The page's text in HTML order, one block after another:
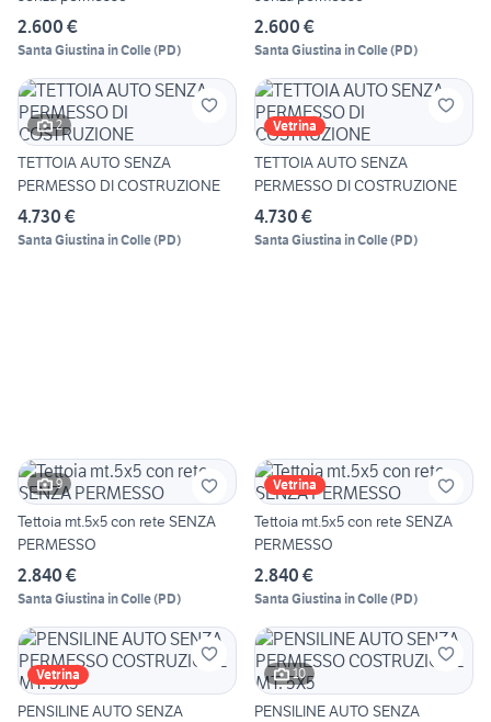
2.600 €
Santa Giustina in Colle(PD)
2.600 €
Santa Giustina in Colle(PD)
2
TETTOIA AUTO SENZA
PERMESSO DI COSTRUZIONE
4.730 €
Santa Giustina in Colle(PD)
Vetrina
TETTOIA AUTO SENZA
PERMESSO DI COSTRUZIONE
4.730 €
Santa Giustina in Colle(PD)
9
Tettoia mt.5x5 con rete SENZA
PERMESSO
2.840 €
Santa Giustina in Colle(PD)
Vetrina
Tettoia mt.5x5 con rete SENZA
PERMESSO
2.840 €
Santa Giustina in Colle(PD)
Vetrina
PENSILINE AUTO SENZA
10
PENSILINE AUTO SENZA